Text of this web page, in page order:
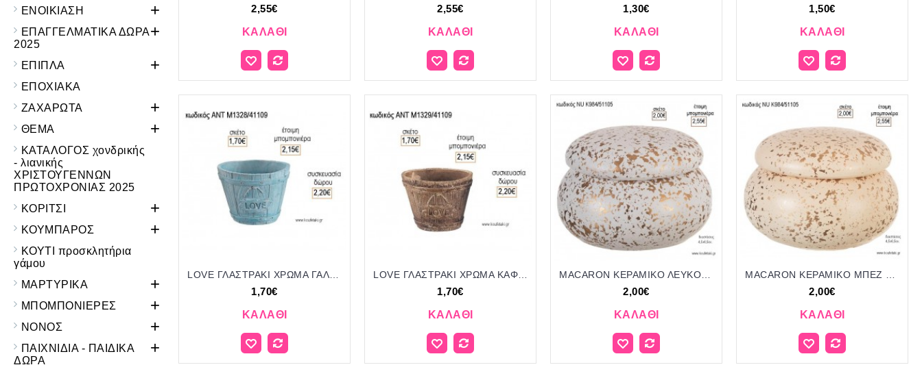
ΕΝΟΙΚΙΑΣΗ +
ΕΠΑΓΓΕΛΜΑΤΙΚΑ ΔΩΡΑ
2025
+
ΕΠΙΠΛΑ +
ΕΠΟΧΙΑΚΑ
ΖΑΧΑΡΩΤΑ
+
ΘΕΜΑ +
ΚΑΤΑΛΟΓΟΣ χονδρικής
- λιανικής
ΧΡΙΣΤΟΥΓΕΝΝΩΝ
ΠΡΩΤΟΧΡΟΝΙΑΣ 2025
ΚΟΡΙΤΣΙ
+
ΚΟΥΜΠΑΡΟΣ +
ΚΟΥΤΙ προσκλητήρια
γάμου
ΜΑΡΤΥΡΙΚΑ
+
ΜΠΟΜΠΟΝΙΕΡΕΣ +
ΝΟΝΟΣ +
ΠΑΙΧΝΙΔΙΑ - ΠΑΙΔΙΚΑ
ΔΩΡΑ
+
2,55€
ΚΑΛΆΘΙ
2,55€
ΚΑΛΆΘΙ
1,30€
ΚΑΛΆΘΙ
1,50€
ΚΑΛΆΘΙ
1,70€
ΚΑΛΆΘΙ
1,70€
ΚΑΛΆΘΙ
2,00€
ΚΑΛΆΘΙ
2,00€
ΚΑΛΆΘΙ